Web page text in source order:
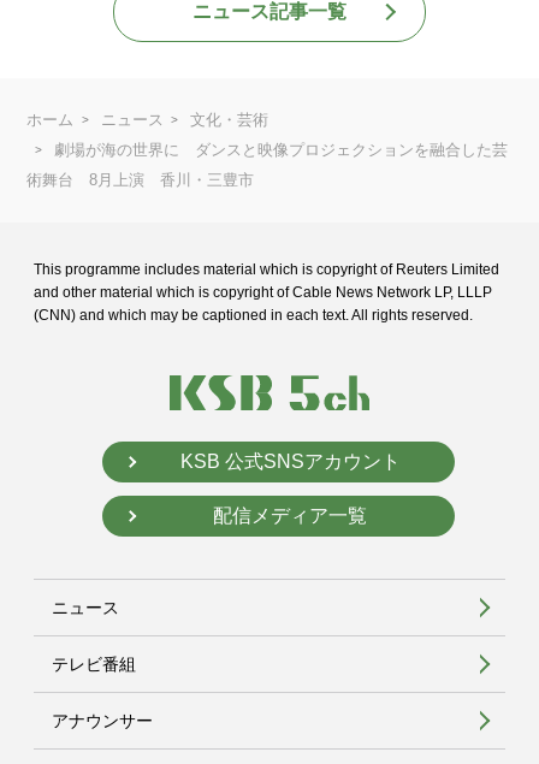
ニュース記事一覧
ホーム ニュース
文化・芸術
劇場が海の世界に ダンスと映像プロジェクションを融合した芸
術舞台 8月上演 香川・三豊市
This programme includes material which is copyright of Reuters Limited
and other material which is copyright of Cable News Network LP, LLLP
(CNN) and which may be captioned in each text. All rights reserved.
KSB 公式SNSアカウント
配信メディア一覧
ニュース
テレビ番組
アナウンサー